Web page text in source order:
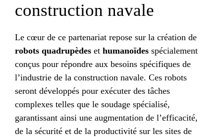
construction navale
Le cœur de ce partenariat repose sur la création de
robots quadrupèdes et humanoïdes spécialement
conçus pour répondre aux besoins spécifiques de
l’industrie de la construction navale. Ces robots
seront développés pour exécuter des tâches
complexes telles que le soudage spécialisé,
garantissant ainsi une augmentation de l’efficacité,
de la sécurité et de la productivité sur les sites de